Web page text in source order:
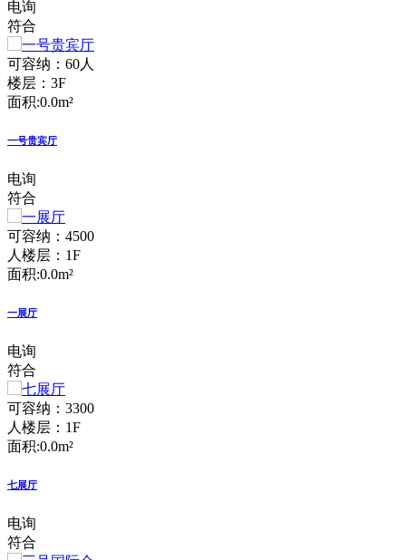
电询
符合
可容纳：60人
楼层：3F
面积:0.0m²
一号贵宾厅
电询
符合
可容纳：4500
人 楼层：1F
面积:0.0m²
一展厅
电询
符合
可容纳：3300
人 楼层：1F
面积:0.0m²
七展厅
电询
符合